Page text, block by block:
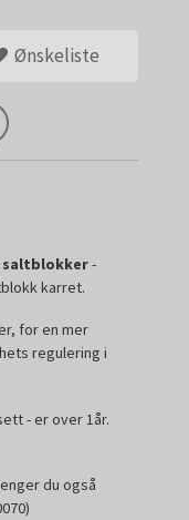
Ønskeliste
saltblokker-
karret.
for en mer
regulering i
- er over 1år.
du også